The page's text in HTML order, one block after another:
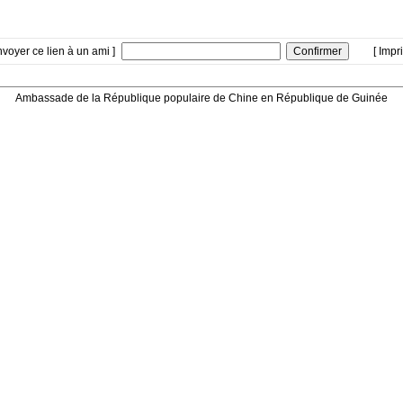
ce lien à un ami ] [
Ambassade de la République populaire de Chine en République de Guinée